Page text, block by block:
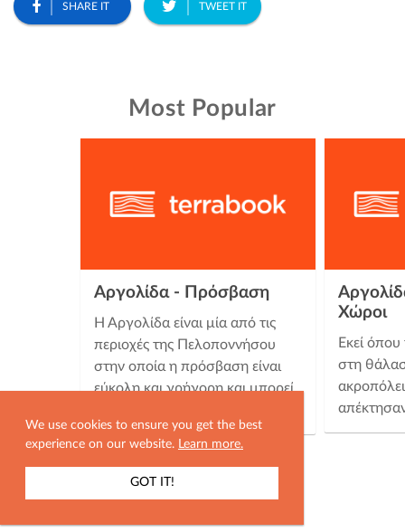
We use cookies to ensure you get the best
experience on our website. Learn more.
GOT IT!
SHARE IT TWEET IT
ΕΜΦΑΝΙΣΗ ΧΑΡΤΗ
Most Popular
Αργολίδα - Πρόσβαση
Η Αργολίδα είναι μία από τις
περιοχές της Πελοποννήσου
στην οποία η πρόσβαση είναι
εύκολη και γρήγορη και μπορεί
Χώροι
Εκεί
στη